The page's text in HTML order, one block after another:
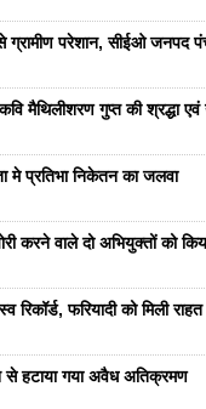
परेशान, सीईओ जनपद
मैथिलीशरण गुप्त की श्रद्धा
मे प्रतिभा निकेतन का जलवा
करने वाले दो अभियुक्तों को
फरियादी को मिली राहत
से हटाया गया अवैध अतिक्रमण